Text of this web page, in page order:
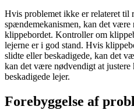
Hvis problemet ikke er relateret til
spændemekanismen, kan det være
klippebordet. Kontroller om
lejerne er i god stand. Hvis
slidte eller beskadigede, kan det
kan det være nødvendigt at justere
beskadigede lejer.
Forebyggelse af